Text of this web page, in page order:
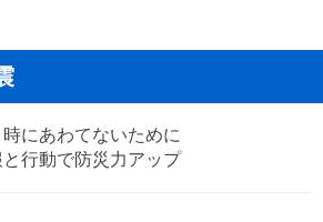
にあわてないために
行動で防災力アップ